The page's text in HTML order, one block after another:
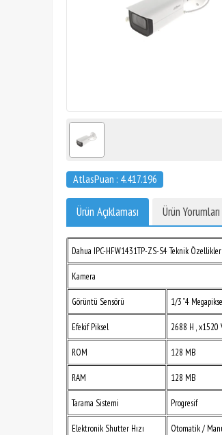
AtlasPuan : 4.417.196
Ürün Açıklaması Ürün Yorumları
Dahua IPC-HFW1431TP-ZS-S4 Teknik Özellikleri
Kamera
Görüntü Sensörü 1/3 ”4
Efekif Piksel 2688 H , x1520
ROM 128 MB
RAM 128 MB
Tarama Sistemi Progresif
Elektronik Shutter Hızı Otomatik /